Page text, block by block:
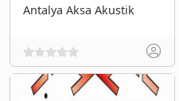
Antalya Aksa Akustik